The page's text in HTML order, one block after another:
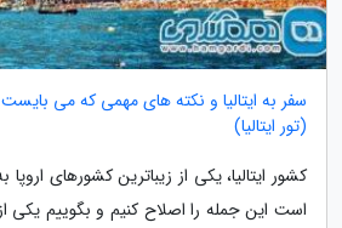
سفر به ایتالیا و نکته های مهمی که می بایست
(تور ایتالیا)
کشور ایتالیا، یکی از زیباترین کشورهای اروپا
است این جمله را اصلاح کنیم و بگوییم یکی